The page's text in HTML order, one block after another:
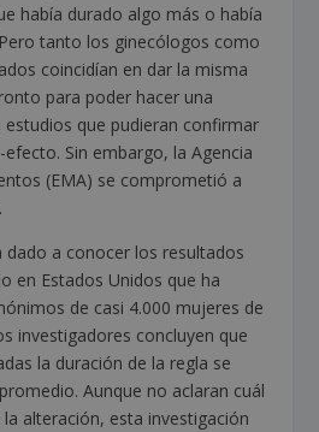
había durado algo más o había
tanto los ginecólogos como
coincidían en dar la misma
para poder hacer una
que pudieran confirmar
Sin embargo, la Agencia
(EMA) se comprometió a
dado a conocer los resultados
en Estados Unidos que ha
de casi 4.000 mujeres de
investigadores concluyen que
la duración de la regla se
Aunque no aclaran cuál
alteración, esta investigación